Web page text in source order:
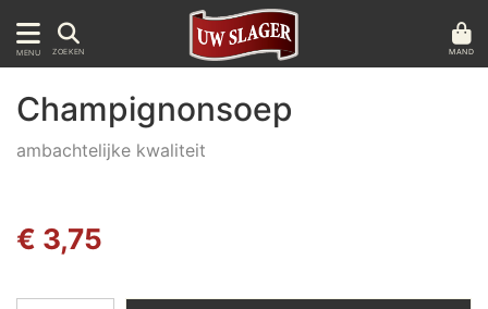
MENU ZOEKEN MAND
Champignonsoep
ambachtelijke kwaliteit
€ 3,75